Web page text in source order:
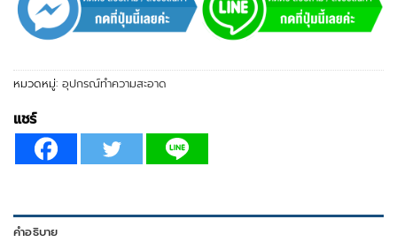
หมวดหมู่: อุปกรณ์ทำความสะอาด
แชร์
คำอธิบาย